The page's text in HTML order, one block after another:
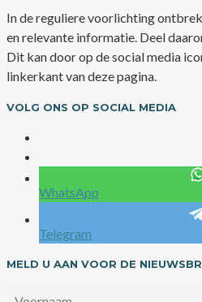
In de reguliere voorlichting
en relevante informatie. Deel
Dit kan door op de social media
linkerkant van deze pagina.
VOLG ONS OP SOCIAL MEDIA
WhatsApp
Telegram
MELD U AAN VOOR DE